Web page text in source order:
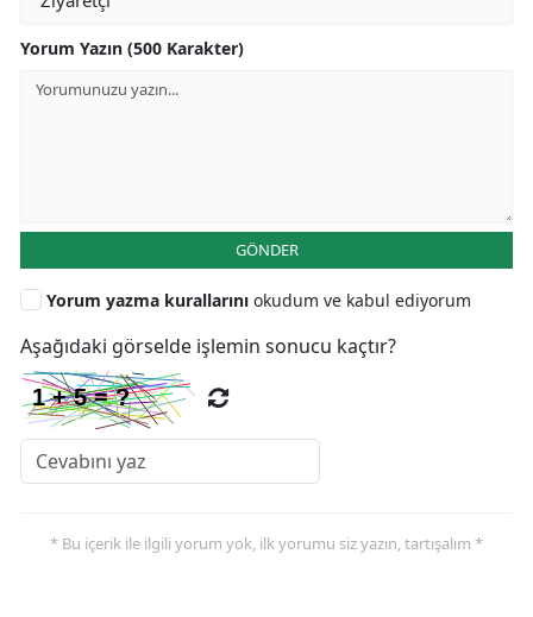
Yorum Yazın (500 Karakter)
GÖNDER
Yorum yazma kurallarını okudum ve kabul ediyorum
Aşağıdaki görselde işlemin sonucu kaçtır?
* Bu içerik ile ilgili yorum yok, ilk yorumu siz yazın, tartışalım *